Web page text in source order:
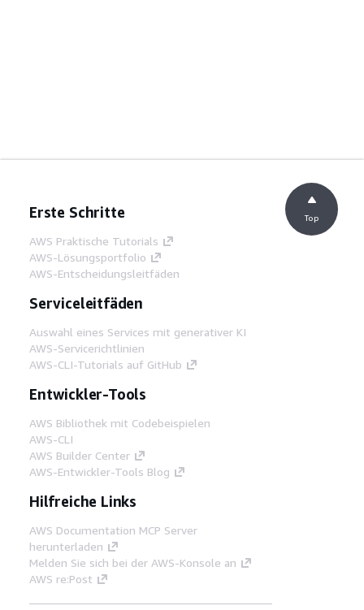
Erste Schritte
AWS Praktische Tutorials
AWS-Lösungsportfolio
AWS-Entscheidungsleitfäden
Serviceleitfäden
Auswahl eines Services mit generativer KI
AWS-Servicerichtlinien
AWS-CLI-Tutorials auf GitHub
Entwickler-Tools
AWS Bibliothek mit Codebeispielen
AWS-CLI
AWS Builder Center
AWS-Entwickler-Tools Blog
Hilfreiche Links
AWS Documentation MCP Server
herunterladen
Melden Sie sich bei der AWS-Konsole an
AWS re:Post
Top